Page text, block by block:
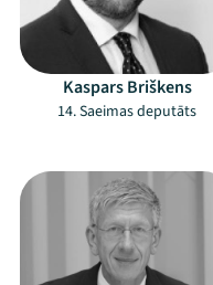
Kaspars Briškens
14. Saeimas deputāts